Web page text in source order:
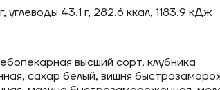
углеводы 43.1 г, 282.6 ккал, 1183.9 кДж
высший сорт, клубника
сахар белый, вишня